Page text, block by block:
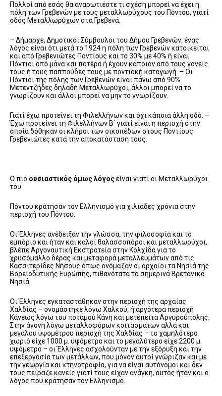
Πολλοί από εσάς θα αναρωτιέστε τι σχέση μπορεί να έχει η
πόλη των Γρεβενών με τους μεταλλωρύχους του Πόντου, γιατί
οδός Μεταλλωρύχων στα Γρεβενά.
– Δήμαρχε, Δημοτικοί Σύμβουλοι του Δήμου Γρεβενών, ένας
λόγος είναι ότι μετά το 1924 η πόλη των Γρεβενών κατοικείται
και από Γρεβενιώτες Ποντίους και το 30% με 40% ή είναι
Πόντιοι από μάνα και πατέρα ή έχουν κάποιον από τους γονείς
τους ή τους παππούδες τους με ποντιακή καταγωγή. – Οι
Πόντιοι της πόλης των Γρεβενών είναι πάνω από 90%
Μετεντζήδες δηλαδή Μεταλλωρύχοι, άλλοι μπορεί να το
γνωρίζουν και άλλοι μπορεί να μην το γνωρίζουν.
Γιατί έχω προτείνει τη Φιλελλήνων και όχι κάποια άλλη οδό. –
Έχω προτείνει τη Φιλελλήνων Β΄ γιατί είναι η περιοχή στην
οποία δόθηκαν οι κλήροι των οικοπέδων στους Ποντίους
Γρεβενιώτες κατά την αποκατάσταση τους.
Ο πιο ουσιαστικός όμως λόγοςείναι γιατί οι Μεταλλωρύχοι
του
Πόντου κράτησαν τον Ελληνισμό για χιλιάδες χρόνια στην
περιοχή του Πόντου.
Οι Έλληνες ανέδειξαν την γλώσσα, την φιλοσοφία και το
εμπόριο και ήταν και καλοί θαλασσοπόροι και μεταλλωρύχοι,
βλέπε Αργοναυτική Εκστρατεία στην Κολχίδα για το
χρυσόμαλλο δέρας και μεταφορά μεταλλευμάτων από τις
Κασσιτερίδες Νήσους όπως ονόμαζαν οι αρχαίοι τα Νησιά της
Βορειοδυτικής Ευρώπης, πιθανότατα τα σημερινά Βρετανικά
Νησιά.
Οι Έλληνες εγκαταστάθηκαν στην περιοχή της αρχαίας
Χαλδίας – ονομάστηκε λόγω Χαλκού, ή αργότερα περιοχή
Κάνεως λόγω του ποταμού Κάνη και μετέπειτα Αργυρούπολης.
Στην άγονη λόγω μεταλλοφόρων κοιτασμάτων αλλά και
μεγάλου υψομέτρου περιοχή της Χαλδίας – το χαμηλότερο
χωριό είχε 1000 μ. υψόμετρο και το μεγαλύτερο είχε 2200 μ.
υψόμετρο – οι Έλληνες ασχολούνταν με την εξόρυξη και την
επεξεργασία των μετάλλων, που μόνον αυτοί γνώριζαν και με
την γεωργία και κτηνοτροφία, για να είναι αυτόνομοι και δεν
τους πείραζε κανείς γιατί τους είχαν ανάγκη, αυτός ήταν και ο
λόγος που κράτησαν τον Ελληνισμό.